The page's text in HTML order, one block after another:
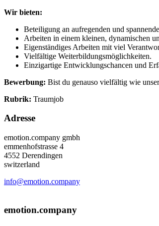
Wir bieten:
Beteiligung an aufregenden und
Arbeiten in einem kleinen, dynamischen
Eigenständiges Arbeiten mit viel
Vielfältige Weiterbildungsmöglichkeiten.
Einzigartige Entwicklungschancen und
Bewerbung: Bist du genauso vielfältig wie
Rubrik: Traumjob
Adresse
emotion.company gmbh
emmenhofstrasse 4
4552 Derendingen
switzerland
info@emotion.company
emotion.company